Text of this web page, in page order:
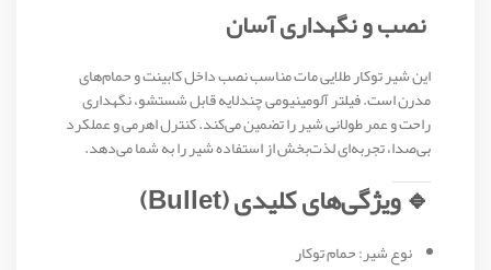
نصب و نگهداری آسان
این شیر توکار طلایی مات مناسب نصب داخل کابینت و حمام‌های
مدرن است. فیلتر آلومینیومی چندلایه قابل شستشو، نگهداری
راحت و عمر طولانی شیر را تضمین می‌کند. کنترل اهرمی و عملکرد
بی‌صدا، تجربه‌ای لذت‌بخش از استفاده شیر را به شما می‌دهد.
🔹 ویژگی‌های کلیدی (Bullet)
نوع شیر: حمام توکار